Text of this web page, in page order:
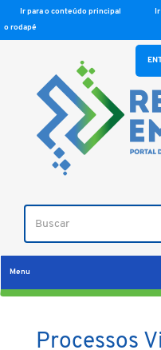
Ir para o conteúdo principal
o rodapé
Menu
Processos